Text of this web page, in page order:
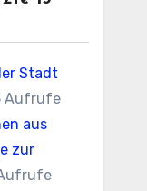
Stadt
Aufrufe
aus
zur